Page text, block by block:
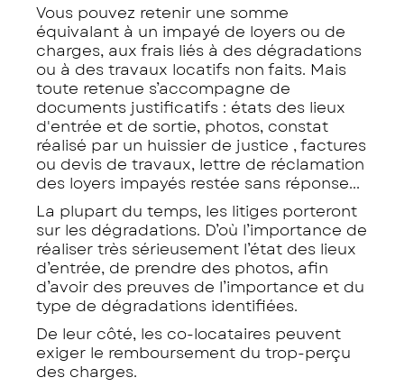
Vous pouvez retenir une somme
équivalant à un impayé de loyers ou de
charges, aux frais liés à des dégradations
ou à des travaux locatifs non faits. Mais
toute retenue s’accompagne de
documents justificatifs : états des lieux
d'entrée et de sortie, photos, constat
réalisé par un huissier de justice , factures
ou devis de travaux, lettre de réclamation
des loyers impayés restée sans réponse...
La plupart du temps, les litiges porteront
sur les dégradations. D’où l’importance de
réaliser très sérieusement l’état des lieux
d’entrée, de prendre des photos, afin
d’avoir des preuves de l’importance et du
type de dégradations identifiées.
De leur côté, les co-locataires peuvent
exiger le remboursement du trop-perçu
des charges.